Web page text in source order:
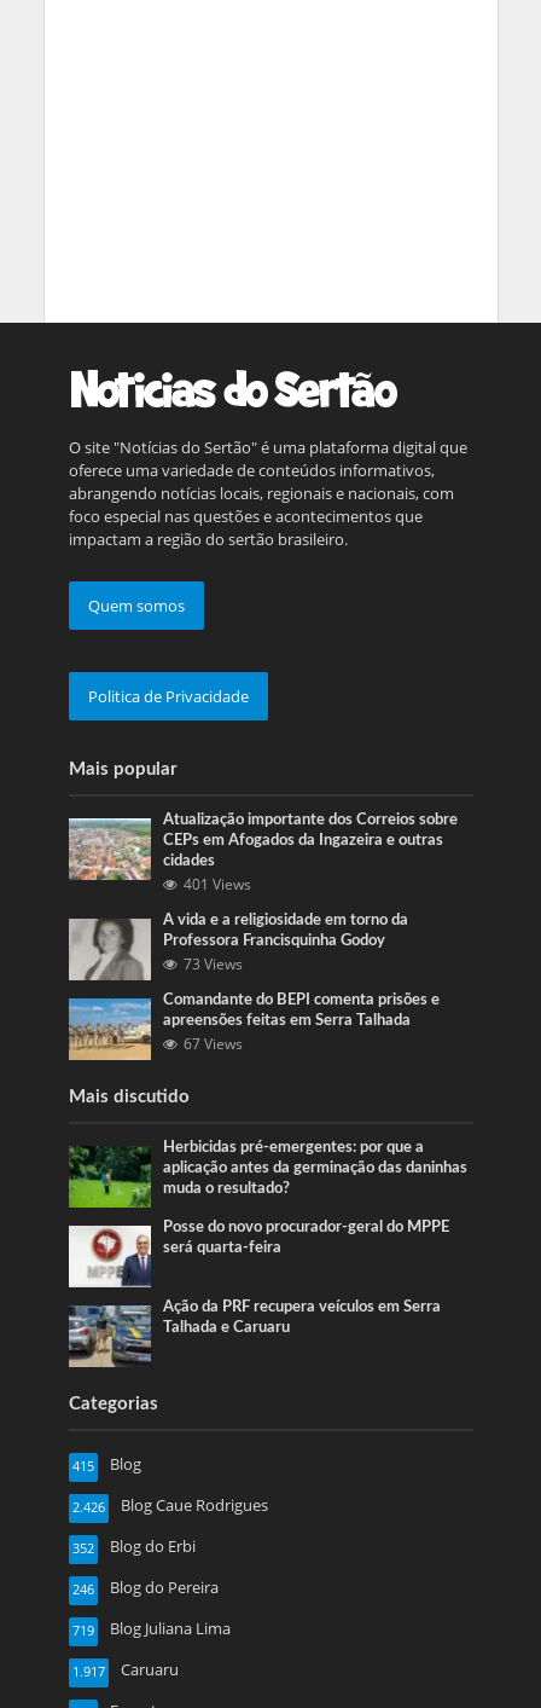
O site "Notícias do Sertão" é uma plataforma digital que
oferece uma variedade de conteúdos informativos,
abrangendo notícias locais, regionais e nacionais, com
foco especial nas questões e acontecimentos que
impactam a região do sertão brasileiro.
Quem somos
Politica de Privacidade
Mais popular
Atualização importante dos Correios sobre
CEPs em Afogados da Ingazeira e outras
cidades
401 Views
A vida e a religiosidade em torno da
Professora Francisquinha Godoy
73 Views
Comandante do BEPI comenta prisões e
apreensões feitas em Serra Talhada
67 Views
Mais discutido
Herbicidas pré-emergentes: por que a
aplicação antes da germinação das daninhas
muda o resultado?
Posse do novo procurador-geral do MPPE
será quarta-feira
Ação da PRF recupera veículos em Serra
Talhada e Caruaru
Categorias
Blog
415
Blog Caue Rodrigues
2.426
Blog do Erbi
352
Blog do Pereira
246
Blog Juliana Lima
719
Caruaru
1.917